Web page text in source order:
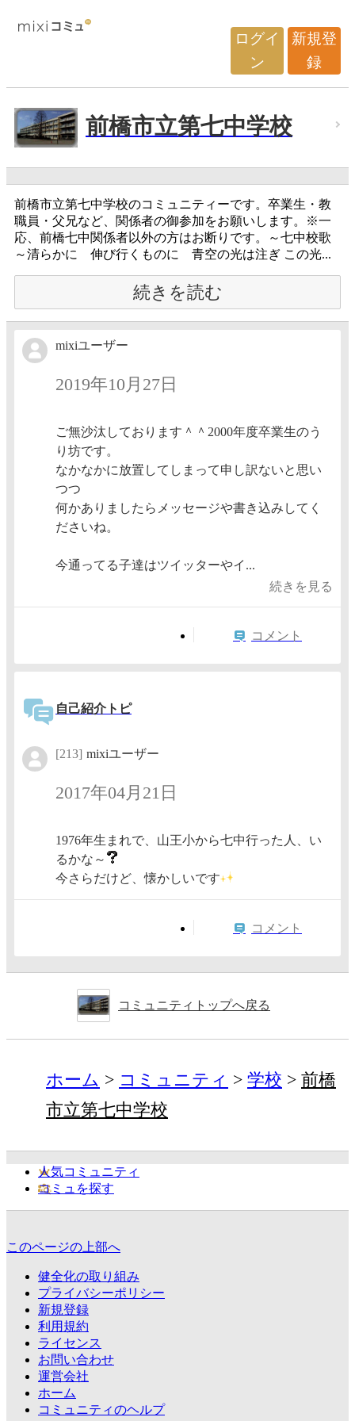
ログイ
ン
新規登
録
前橋市立第七中学校
前橋市立第七中学校のコミュニティーです。卒業生・教
職員・父兄など、関係者の御参加をお願いします。※一
応、前橋七中関係者以外の方はお断りです。～七中校歌
～清らかに 伸び行くものに 青空の光は注ぎ この光...
続きを読む
mixiユーザー
2019年10月27日
ご無沙汰しております＾＾2000年度卒業生のう
り坊です。
なかなかに放置してしまって申し訳ないと思い
つつ
何かありましたらメッセージや書き込みしてく
ださいね。
今通ってる子達はツイッターやイ...
続きを見る
コメント
自己紹介トピ
[213] mixiユーザー
2017年04月21日
1976年生まれで、山王小から七中行った人、い
るかな～
今さらだけど、懐かしいです
コメント
コミュニティトップへ戻る
ホーム コミュニティ 学校
前橋
市立第七中学校
人気コミュニティ
コミュを探す
このページの上部へ
健全化の取り組み
プライバシーポリシー
新規登録
利用規約
ライセンス
お問い合わせ
運営会社
ホーム
コミュニティのヘルプ